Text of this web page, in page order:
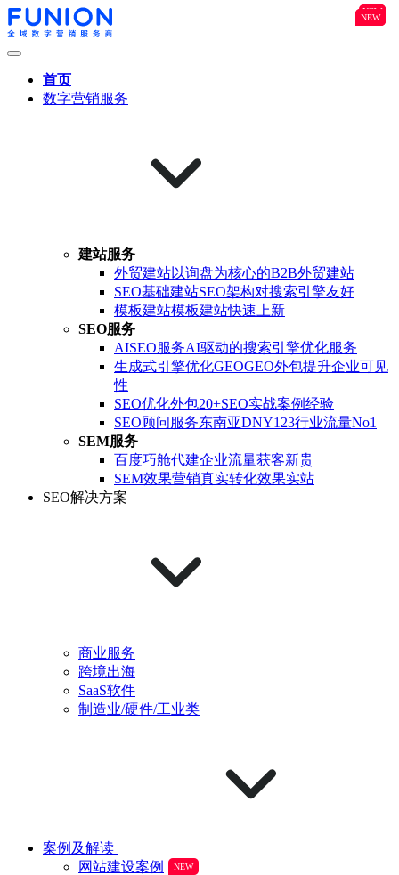
首页
数字营销服务
建站服务
外贸建站
B2B
以询盘为核心的B2B外贸建站
SEO基础建站SEO架构对搜索引擎友好
模板建站模板建站快速上新
SEO服务
AISEO服务AI驱动的搜索引擎优化服务
生成式引擎优化GEO
NEW
GEO外包提升企业可见
性
SEO优化外包20+SEO实战案例经验
SEO顾问服务东南亚DNY123行业流量No1
SEM服务
百度巧舱代建企业流量获客新贵
SEM效果营销真实转化效果实站
SEO解决方案
商业服务
跨境出海
SaaS软件
制造业/硬件/工业类
案例及解读
网站建设案例
NEW
NEW
NEW